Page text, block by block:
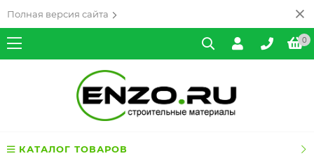
Полная версия сайта
0
КАТАЛОГ ТОВАРОВ